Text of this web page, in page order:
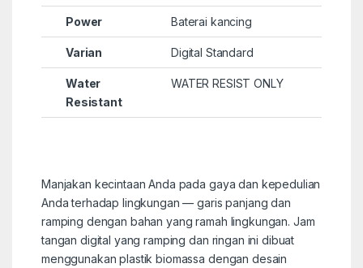
Power Baterai kancing
Varian Digital Standard
Water
Resistant
WATER RESIST ONLY
Manjakan kecintaan Anda pada gaya dan kepedulian
Anda terhadap lingkungan — garis panjang dan
ramping dengan bahan yang ramah lingkungan. Jam
tangan digital yang ramping dan ringan ini dibuat
menggunakan plastik biomassa dengan desain